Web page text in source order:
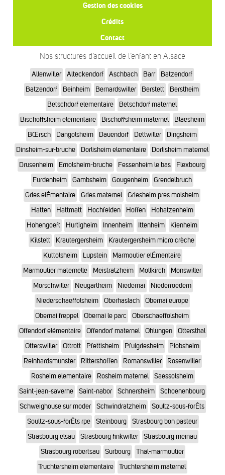
Gestion des cookies
Crédits
Contact
Nos structures d’accueil de l’enfant en Alsace
Allenwiller Alteckendorf Aschbach Barr
Batzendorf
Batzendorf
Beinheim Bernardswiller Berstett
Berstheim
Betschdorf elementaire
Betschdorf maternel
Bischoffsheim elementaire
Bischoffsheim maternel
Blaesheim
BŒrsch
Dangolsheim Dauendorf Dettwiller
Dingsheim
Dinsheim-sur-bruche
Dorlisheim elementaire
Dorlisheim maternel
Drusenheim
Ernolsheim-bruche Fessenheim le bas
Flexbourg
Furdenheim
Gambsheim Gougenheim
Grendelbruch
Gries elÉmentaire
Gries maternel
Griesheim pres molsheim
Hatten
Hattmatt Hochfelden Hoffen
Hohatzenheim
Hohengoeft
Hurtigheim Innenheim Ittenheim
Kienheim
Kilstett
Krautergersheim
Krautergersheim micro crèche
Kuttolsheim
Lupstein
Marmoutier elÉmentaire
Marmoutier maternelle
Meistratzheim Mollkirch
Monswiller
Morschwiller
Neugartheim Niedernai
Niederroedern
Niederschaeffolsheim
Oberhaslach
Obernai europe
Obernai freppel
Obernai le parc
Oberschaeffolsheim
Offendorf elémentaire
Offendorf maternel Ohlungen
Ottersthal
Otterswiller
Ottrott Pfettisheim Pfulgriesheim
Plobsheim
Reinhardsmunster
Rittershoffen Romanswiller
Rosenwiller
Rosheim elementaire
Rosheim maternel
Saessolsheim
Saint-jean-saverne
Saint-nabor Schnersheim
Schoenenbourg
Schweighouse sur moder
Schwindratzheim
Soultz-sous-forÊts
Soultz-sous-forÊts rpe
Steinbourg
Strasbourg bon pasteur
Strasbourg elsau
Strasbourg finkwiller
Strasbourg meinau
Strasbourg robertsau
Surbourg
Thal-marmoutier
Truchtersheim elementaire
Truchtersheim maternel